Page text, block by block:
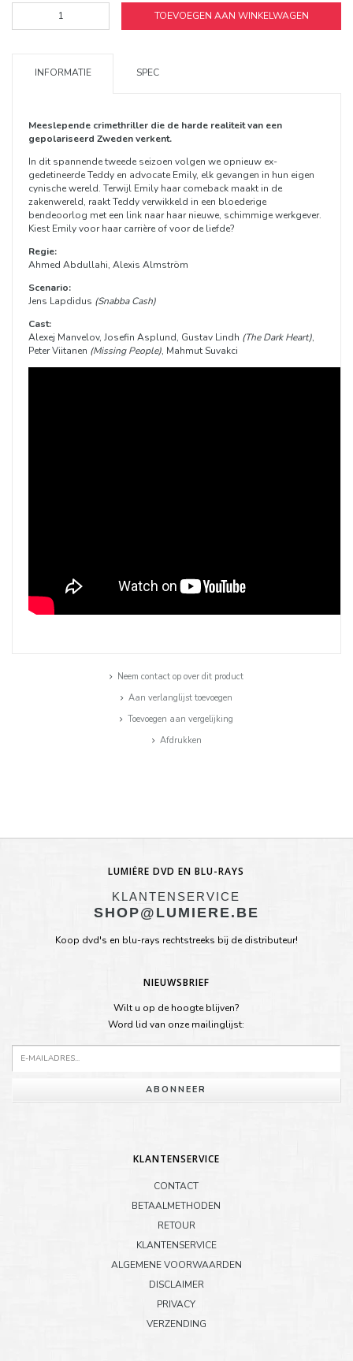
TOEVOEGEN AAN WINKELWAGEN
INFORMATIE SPEC
Meeslepende crimethriller die de harde realiteit van een
gepolariseerd Zweden verkent.
In dit spannende tweede seizoen volgen we opnieuw ex-
gedetineerde Teddy en advocate Emily, elk gevangen in hun eigen
cynische wereld. Terwijl Emily haar comeback maakt in de
zakenwereld, raakt Teddy verwikkeld in een bloederige
bendeoorlog met een link naar haar nieuwe, schimmige werkgever.
Kiest Emily voor haar carrière of voor de liefde?
Regie:
Ahmed Abdullahi, Alexis Almström
Scenario:
Jens Lapdidus (Snabba Cash)
Cast:
Alexej Manvelov, Josefin Asplund, Gustav Lindh (The Dark Heart),
Peter Viitanen (Missing People), Mahmut Suvakci
Neem contact op over dit product
Aan verlanglijst toevoegen
Toevoegen aan vergelijking
Afdrukken
LUMIÈRE DVD EN BLU-RAYS
KLANTENSERVICE
SHOP@LUMIERE.BE
Koop dvd's en blu-rays rechtstreeks bij de distributeur!
NIEUWSBRIEF
Wilt u op de hoogte blijven?
Word lid van onze mailinglijst:
ABONNEER
KLANTENSERVICE
CONTACT
BETAALMETHODEN
RETOUR
KLANTENSERVICE
ALGEMENE VOORWAARDEN
DISCLAIMER
PRIVACY
VERZENDING